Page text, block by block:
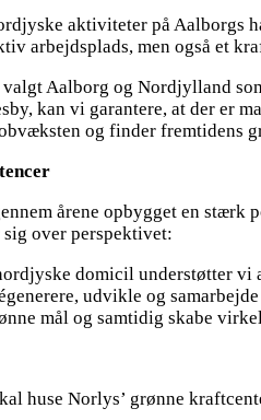
aktiviteter på Aalborgs
arbejdsplads, men også et
Aalborg og Nordjylland
kan vi garantere, at der er
og finder fremtidens
årene opbygget en stærk
over perspektivet:
domicil understøtter
udvikle og
mål og samtidig skabe
huse Norlys’ grønne